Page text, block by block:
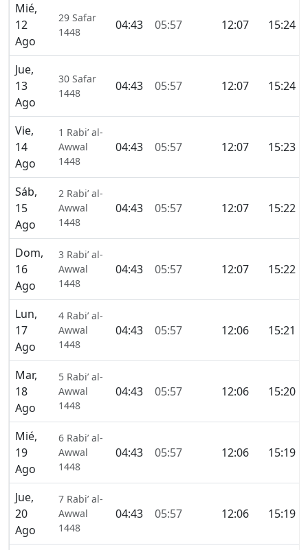
Mié,
12
Ago
29 Safar
1448
04:43 05:57 12:07 15:24
Jue,
13
Ago
30 Safar
1448
04:43 05:57 12:07 15:24
Vie,
14
Ago
1 Rabi’ al-
Awwal
1448
04:43 05:57 12:07 15:23
Sáb,
15
Ago
2 Rabi’ al-
Awwal
1448
04:43 05:57 12:07 15:22
Dom,
16
Ago
3 Rabi’ al-
Awwal
1448
04:43 05:57 12:07 15:22
Lun,
17
Ago
4 Rabi’ al-
Awwal
1448
04:43 05:57 12:06 15:21
Mar,
18
Ago
5 Rabi’ al-
Awwal
1448
04:43 05:57 12:06 15:20
Mié,
19
Ago
6 Rabi’ al-
Awwal
1448
04:43 05:57 12:06 15:19
Jue,
20
Ago
7 Rabi’ al-
Awwal
1448
04:43 05:57 12:06 15:19